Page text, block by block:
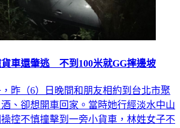
車還肇逃 不到100米就GG摔邊坡
昨（6）日晚間和朋友相約到台北市聚
、卻想開車回家。當時她行經淡水中山
控不慎撞擊到一旁小貨車，林姓女子不